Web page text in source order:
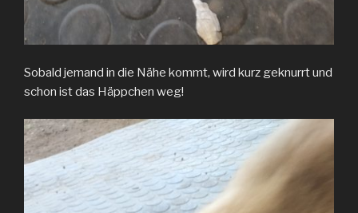
Sobald jemand in die Nähe kommt, wird kurz geknurrt und
schon ist das Häppchen weg!